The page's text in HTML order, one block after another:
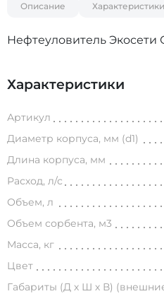
Описание Характеристики
Нефтеуловитель
Характеристики
Артикул
Диаметр корпуса, мм (d1)
Длина корпуса, мм
Расход, л/с
Объем, л
Объем сорбента, м3
Масса, кг
Цвет
Габариты (Д х Ш х В)